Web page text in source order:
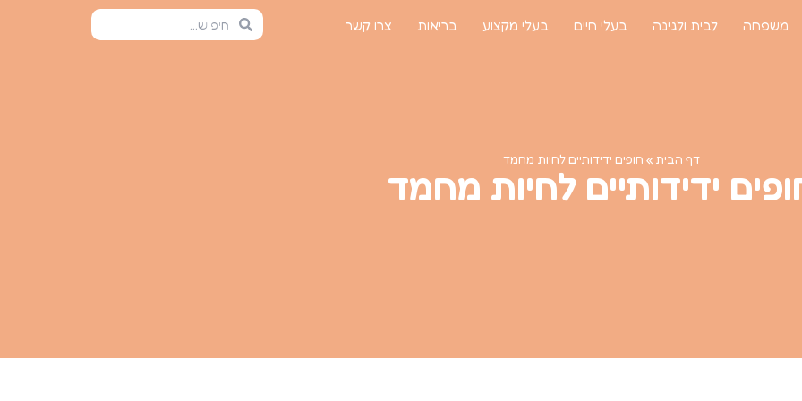
משפחה לבית ולגינה בעלי חיים בעלי מקצוע בריאות צרו קשר
דף הבית » חופים ידידותיים לחיות מחמד
ידידותיים לחיות מחמד